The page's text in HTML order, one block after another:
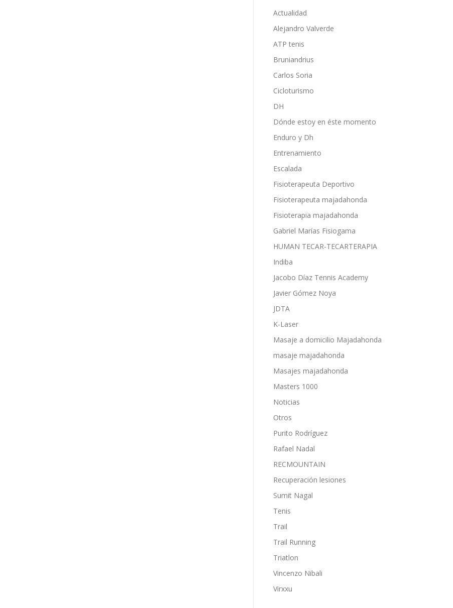
Actualidad
Alejandro Valverde
ATP tenis
Bruniandrius
Carlos Soria
Cicloturismo
DH
Dónde estoy en éste momento
Enduro y Dh
Entrenamiento
Escalada
Fisioterapeuta Deportivo
Fisioterapeuta majadahonda
Fisioterapia majadahonda
Gabriel Marías Fisiogama
HUMAN TECAR-TECARTERAPIA
Indiba
Jacobo Díaz Tennis Academy
Javier Gómez Noya
JDTA
K-Laser
Masaje a domicilio Majadahonda
masaje majadahonda
Masajes majadahonda
Masters 1000
Noticias
Otros
Purito Rodríguez
Rafael Nadal
RECMOUNTAIN
Recuperación lesiones
Sumit Nagal
Tenis
Trail
Trail Running
Triatlon
Vincenzo Nibali
Virxxu